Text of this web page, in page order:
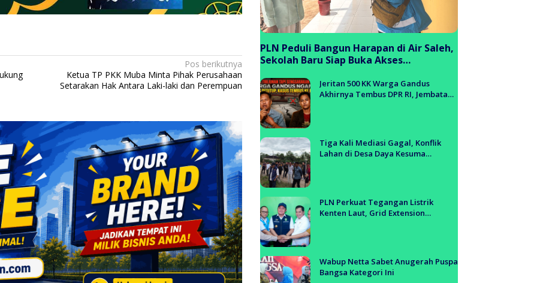
Pos berikutnya
Ketua TP PKK Muba Minta Pihak Perusahaan
Setarakan Hak Antara Laki-laki dan Perempuan
PLN Peduli Bangun Harapan di Air Saleh,
Sekolah Baru Siap Buka Akses
Banyuasin
Jeritan 500 KK Warga Gandus
Akhirnya Tembus DPR RI, Jembatan
Tiga Kali Mediasi Gagal, Konflik
Lahan di Desa Daya Kesuma
PLN Perkuat Tegangan Listrik
Kenten Laut, Grid Extension
Wabup Netta Sabet Anugerah Puspa
Bangsa Kategori Ini